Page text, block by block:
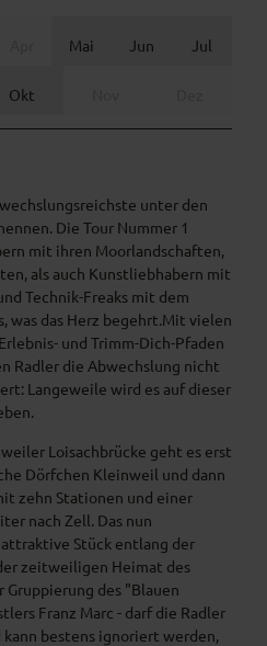
Mai Jun Jul
Okt
unter den
Die Tour Nummer 1
mit ihren Moorlandschaften,
als auch Kunstliebhabern mit
Technik-Freaks mit dem
was das Herz begehrt.Mit vielen
und Trimm-Dich-Pfaden
Radler die Abwechslung nicht
Langeweile wird es auf dieser
Loisachbrücke geht es erst
Dörfchen Kleinweil und dann
zehn Stationen und einer
nach Zell. Das nun
Stück entlang der
zeitweiligen Heimat des
des "Blauen
Franz Marc - darf die Radler
bestens ignoriert werden,